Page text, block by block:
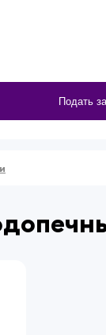
Подать